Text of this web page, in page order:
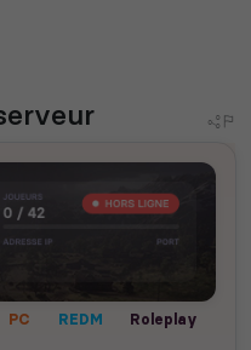
PC REDM
Roleplay